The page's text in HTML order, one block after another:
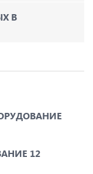
В
12